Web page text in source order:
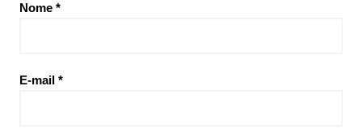
Nome *
E-mail *